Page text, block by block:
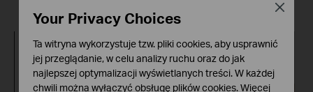
Your Privacy Choices
Ta witryna wykorzystuje tzw. pliki cookies, aby usprawnić
jej przeglądanie, w celu analizy ruchu oraz do jak
najlepszej optymalizacji wyświetlanych treści. W każdej
chwili można wyłączyć obsługę plików cookies. Więcej
Close